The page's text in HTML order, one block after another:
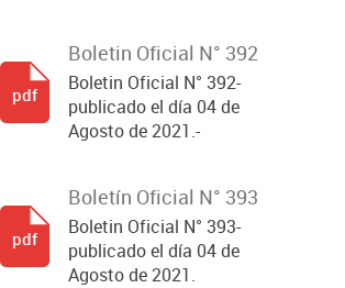
Boletin Oficial N° 392
Boletin Oficial N° 392-
publicado el día 04 de
Agosto de 2021.-
pdf
Boletín Oficial N° 393
Boletin Oficial N° 393-
publicado el día 04 de
Agosto de 2021.
pdf